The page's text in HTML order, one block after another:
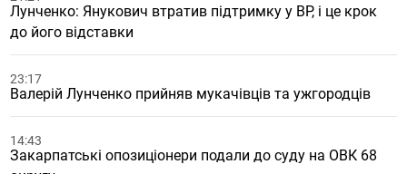
Лунченко: Янукович втратив підтримку у ВР, і це крок
до його відставки
23:17
Валерій Лунченко прийняв мукачівців та ужгородців
14:43
Закарпатські опозиціонери подали до суду на ОВК 68